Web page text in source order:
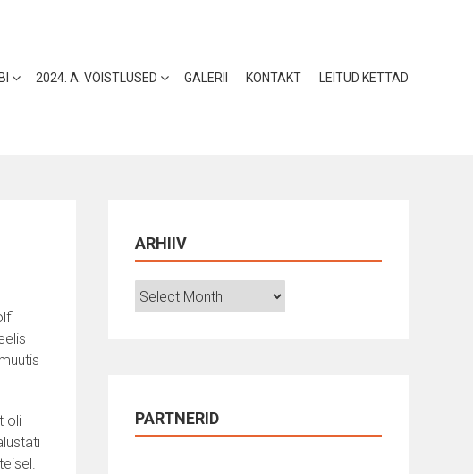
2024. A. VÕISTLUSED GALERII KONTAKT LEITUD KETTAD
oli
ARHIIV
Arhiiv
PARTNERID